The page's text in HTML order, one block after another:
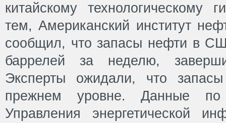
китайскому технологическому
тем, Американский институт
сообщил, что запасы нефти в
баррелей за неделю,
Эксперты ожидали, что
прежнем уровне. Данные
Управления энергетической